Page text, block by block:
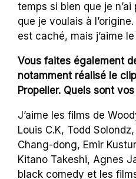
temps si bien que je
que je voulais à
est caché, mais j’aime
Vous faites également
notamment réalisé le
Propeller. Quels sont
J’aime les films de
Louis C.K, Todd
Chang-dong, Emir
Kitano Takeshi, Agnes
black comedy et les